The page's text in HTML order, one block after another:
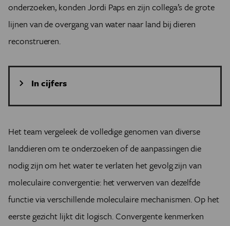
onderzoeken, konden Jordi Paps en zijn collega’s de grote
lijnen van de overgang van water naar land bij dieren
reconstrueren.
In cijfers
154
Jordi Paps met elkaar vergeleek om de verovering van
het land door dieren te bestuderen.
11
Het aantal dierlijke taxa dat volgens de analyse
onafhankelijk van elkaar het water heeft verlaten.
469 miljoen
Veelpotigen bereikten het land ongeveer 469 ± 60
miljoen jaar geleden. Samen met rondwormen (473 ± 56
Het team vergeleek de volledige genomen van diverse
landdieren om te onderzoeken of de aanpassingen die
nodig zijn om het water te verlaten het gevolg zijn van
moleculaire convergentie: het verwerven van dezelfde
functie via verschillende moleculaire mechanismen. Op het
eerste gezicht lijkt dit logisch. Convergente kenmerken